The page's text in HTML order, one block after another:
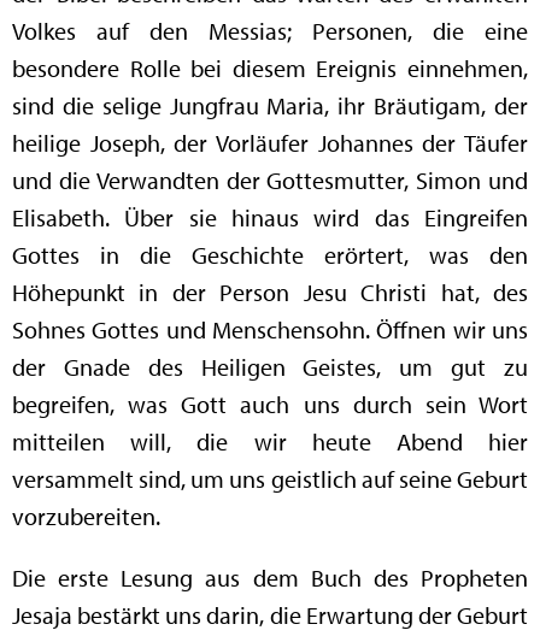
Volkes auf den Messias; Personen, die eine
besondere Rolle bei diesem Ereignis einnehmen,
sind die selige Jungfrau Maria, ihr Bräutigam, der
heilige Joseph, der Vorläufer Johannes der Täufer
und die Verwandten der Gottesmutter, Simon und
Elisabeth. Über sie hinaus wird das Eingreifen
Gottes in die Geschichte erörtert, was den
Höhepunkt in der Person Jesu Christi hat, des
Sohnes Gottes und Menschensohn. Öffnen wir uns
der Gnade des Heiligen Geistes, um gut zu
begreifen, was Gott auch uns durch sein Wort
mitteilen will, die wir heute Abend hier
versammelt sind, um uns geistlich auf seine Geburt
vorzubereiten.
Die erste Lesung aus dem Buch des Propheten
Jesaja bestärkt uns darin, die Erwartung der Geburt